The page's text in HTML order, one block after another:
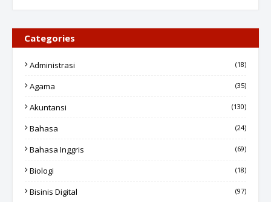
Categories
Administrasi (18)
Agama (35)
Akuntansi (130)
Bahasa (24)
Bahasa Inggris (69)
Biologi (18)
Bisinis Digital (97)